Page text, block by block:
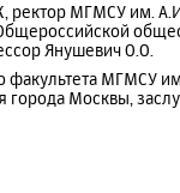
ректор МГМСУ им.
Янушевич О.О.
факультета МГМСУ
города Москвы,